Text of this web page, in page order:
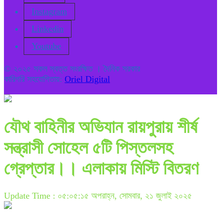
Instagram
Linkedin
Youtube
© ২০২৫ সকল স্বত্ত সংরক্ষিত । দৈনিক সরকার
কারিগরি সহযোগিতায়: Oriel Digital
যৌথ বাহিনীর অভিযান রায়পুরায় শীর্ষ
সন্ত্রাসী সোহেল ৫টি পিস্তলসহ
গ্রেপ্তার।। এলাকায় মিস্টি বিতরণ
Update Time : ০৫:০৫:১৫ অপরাহ্ন, সোমবার, ২১ জুলাই ২০২৫